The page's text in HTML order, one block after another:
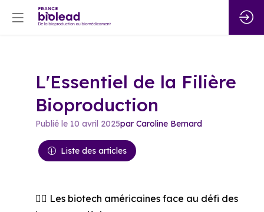
L'Essentiel de la Filière
Bioproduction
Publié le 10 avril 2025par Caroline Bernard
Liste des articles
👉🏻 Les biotech américaines face au défi des